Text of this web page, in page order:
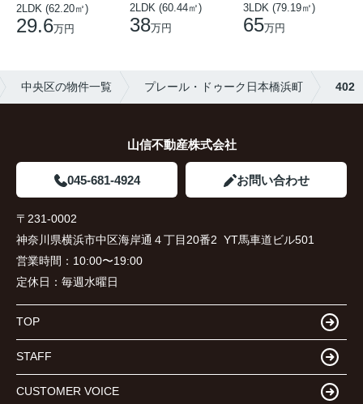
2LDK (62.20㎡)
29.6万円
2LDK (60.44㎡)
38万円
3LDK (79.19㎡)
65万円
中央区の物件一覧 プレール・ドゥーク日本橋浜町 402
山信不動産株式会社
045-681-4924 お問い合わせ
〒231-0002
神奈川県横浜市中区海岸通４丁目20番2 YT馬車道ビル501
営業時間： 10:00〜19:00
定休日： 毎週水曜日
TOP
STAFF
CUSTOMER VOICE